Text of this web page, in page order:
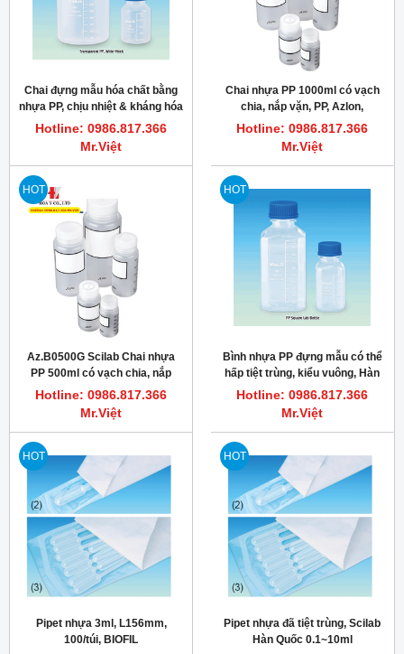
Chai đựng mẫu hóa chất bằng
nhựa PP, chịu nhiệt & kháng hóa
chất ăn mòn tốt 100~5,000ml
Hotline: 0986.817.366
Mr.Việt
Chai nhựa PP 1000ml có vạch
chia, nắp vặn, PP, Azlon,
Az.B1000G
Hotline: 0986.817.366
Mr.Việt
HOT
Az.B0500G Scilab Chai nhựa
PP 500ml có vạch chia, nắp
vặn, PP, Azlon
Hotline: 0986.817.366
Mr.Việt
HOT
Bình nhựa PP đựng mẫu có thể
hấp tiệt trùng, kiểu vuông, Hàn
Quốc
Hotline: 0986.817.366
Mr.Việt
HOT
Pipet nhựa 3ml, L156mm,
100/túi, BIOFIL
HOT
Pipet nhựa đã tiệt trùng, Scilab
Hàn Quốc 0.1~10ml